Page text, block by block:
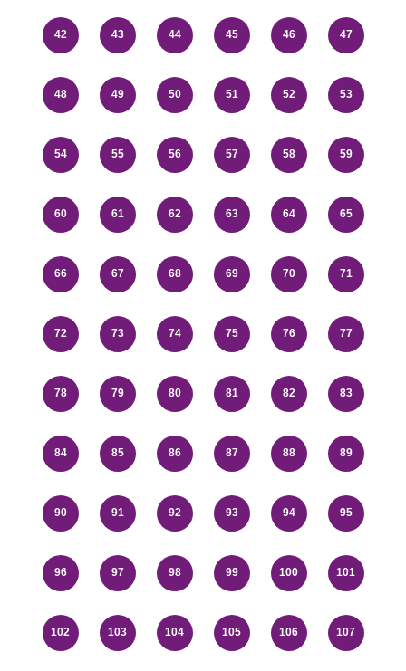
42 43 44 45 46 47
48 49 50 51 52 53
54 55 56 57 58 59
60 61 62 63 64 65
66 67 68 69 70 71
72 73 74 75 76 77
78 79 80 81 82 83
84 85 86 87 88 89
90 91 92 93 94 95
96 97 98 99 100 101
102 103 104 105 106 107